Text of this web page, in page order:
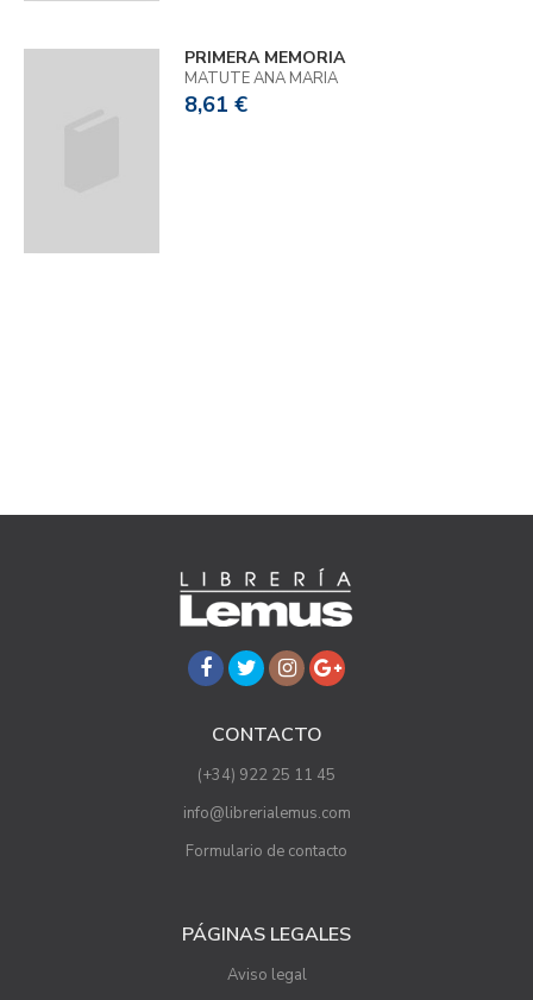
PRIMERA MEMORIA
MATUTE ANA MARIA
8,61 €
CONTACTO
(+34) 922 25 11 45
info@librerialemus.com
Formulario de contacto
PÁGINAS LEGALES
Aviso legal